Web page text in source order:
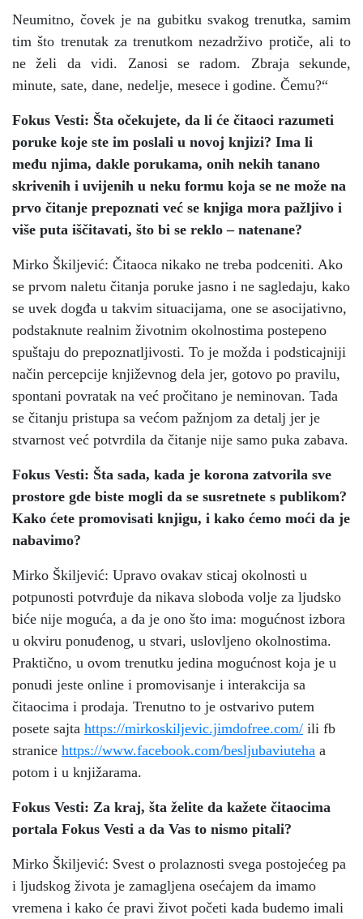
Neumitno, čovek je na gubitku svakog trenutka, samim
tim što trenutak za trenutkom nezadrživo protiče, ali to
ne želi da vidi. Zanosi se radom. Zbraja sekunde,
minute, sate, dane, nedelje, mesece i godine. Čemu?“
Fokus Vesti: Šta očekujete, da li će čitaoci razumeti
poruke koje ste im poslali u novoj knjizi? Ima li
među njima, dakle porukama, onih nekih tanano
skrivenih i uvijenih u neku formu koja se ne može na
prvo čitanje prepoznati već se knjiga mora pažljivo i
više puta iščitavati, što bi se reklo – natenane?
Mirko Škiljević: Čitaoca nikako ne treba podceniti. Ako
se prvom naletu čitanja poruke jasno i ne sagledaju, kako
se uvek dogđa u takvim situacijama, one se asocijativno,
podstaknute realnim životnim okolnostima postepeno
spuštaju do prepoznatljivosti. To je možda i podsticajniji
način percepcije književnog dela jer, gotovo po pravilu,
spontani povratak na već pročitano je neminovan. Tada
se čitanju pristupa sa većom pažnjom za detalj jer je
stvarnost već potvrdila da čitanje nije samo puka zabava.
Fokus Vesti: Šta sada, kada je korona zatvorila sve
prostore gde biste mogli da se susretnete s publikom?
Kako ćete promovisati knjigu, i kako ćemo moći da je
nabavimo?
Mirko Škiljević: Upravo ovakav sticaj okolnosti u
potpunosti potvrđuje da nikava sloboda volje za ljudsko
biće nije moguća, a da je ono što ima: mogućnost izbora
u okviru ponuđenog, u stvari, uslovljeno okolnostima.
Praktično, u ovom trenutku jedina mogućnost koja je u
ponudi jeste online i promovisanje i interakcija sa
čitaocima i prodaja. Trenutno to je ostvarivo putem
posete sajta https://mirkoskiljevic.jimdofree.com/ ili fb
stranice https://www.facebook.com/besljubaviuteha a
potom i u knjižarama.
Fokus Vesti: Za kraj, šta želite da kažete čitaocima
portala Fokus Vesti a da Vas to nismo pitali?
Mirko Škiljević: Svest o prolaznosti svega postojećeg pa
i ljudskog života je zamagljena osećajem da imamo
vremena i kako će pravi život početi kada budemo imali